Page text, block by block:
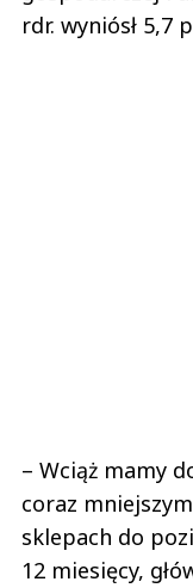
rdr. wyniósł 5,7
– Wciąż mamy
coraz
sklepach do
12 miesięcy,